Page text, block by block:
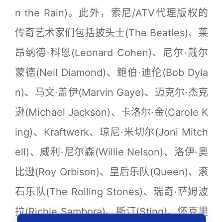
n the Rain)。此外，索尼/ATV代理版权的
传奇艺术家们包括披头士(The Beatles)、莱
昂纳德·科恩(Leonard Cohen)、尼尔·戴尔
蒙德(Neil Diamond)、鲍伯·迪伦(Bob Dyla
n)、马文·盖伊(Marvin Gaye)、迈克尔·杰克
逊(Michael Jackson)、卡洛尔·金(Carole K
ing)、Kraftwerk、琼尼·米切尔(Joni Mitch
ell)、威利·尼尔森(Willie Nelson)、洛伊·奥
比逊(Roy Orbison)、皇后乐队(Queen)、滚
石乐队(The Rolling Stones)、瑞奇·萨姆波
拉(Richie Sambora)、斯汀(Sting)、怀克里